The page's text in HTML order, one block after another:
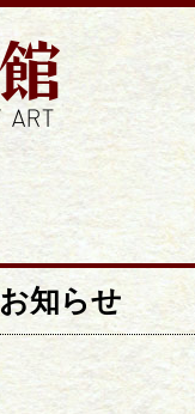
お知らせ